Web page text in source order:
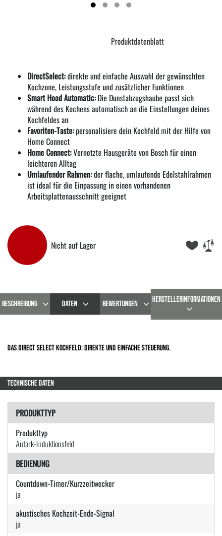
DirectSelect:direkte und einfache Auswahl der gewünschten
Kochzone, Leistungsstufe und zusätzlicher Funktionen
Smart Hood Automatic:Die Dunstabzugshaube passt sich
während des Kochens automatisch an die Einstellungen deines
Kochfeldes an
Favoriten-Taste:personalisiere dein Kochfeld mit der Hilfe von
Home Connect
Home Connect:Vernetzte Hausgeräte von Bosch für einen
leichteren Alltag
Umlaufender Rahmen:der flache, umlaufende Edelstahlrahmen
ist ideal für die Einpassung in einen vorhandenen
Arbeitsplattenausschnitt geeignet
Nicht auf Lager
Produktdatenblatt
BESCHREIBUNG DATEN BEWERTUNGEN HERSTELLERINFORMATIONEN
Das Direct Select Kochfeld: Direkte und einfache Steuerung.
TECHNISCHE DATEN
PRODUKTTYP
Produkttyp
Autark-Induktionsfeld
BEDIENUNG
Countdown-Timer/Kurzzeitwecker
ja
akustisches Kochzeit-Ende-Signal
ja